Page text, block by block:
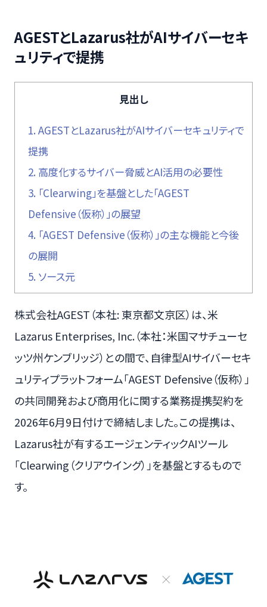
AGESTとLazarus社がAIサイバーセキ
ュリティで提携
見出し
1. AGESTとLazarus社がAIサイバーセキュリティで
提携
2. 高度化するサイバー脅威とAI活用の必要性
3. 「Clearwing」を基盤とした「AGEST
Defensive（仮称）」の展望
4. 「AGEST Defensive（仮称）」の主な機能と今後
の展開
5. ソース元
株式会社AGEST（本社: 東京都文京区）は、米
Lazarus Enterprises, Inc.（本社：米国マサチューセ
ッツ州ケンブリッジ）との間で、自律型AIサイバーセキ
ュリティプラットフォーム「AGEST Defensive（仮称）」
の共同開発および商用化に関する業務提携契約を
2026年6月9日付けで締結しました。この提携は、
Lazarus社が有するエージェンティックAIツール
「Clearwing（クリアウイング）」を基盤とするもので
す。